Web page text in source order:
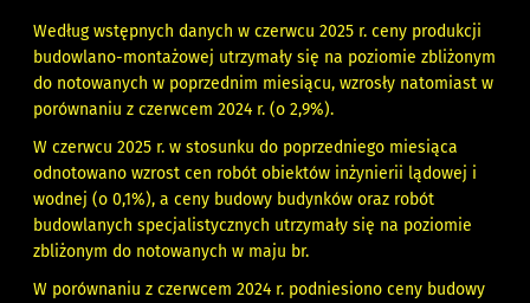
Według wstępnych danych w czerwcu 2025 r. ceny produkcji
budowlano-montażowej utrzymały się na poziomie zbliżonym
do notowanych w poprzednim miesiącu, wzrosły natomiast w
porównaniu z czerwcem 2024 r. (o 2,9%).
W czerwcu 2025 r. w stosunku do poprzedniego miesiąca
odnotowano wzrost cen robót obiektów inżynierii lądowej i
wodnej (o 0,1%), a ceny budowy budynków oraz robót
budowlanych specjalistycznych utrzymały się na poziomie
zbliżonym do notowanych w maju br.
W porównaniu z czerwcem 2024 r. podniesiono ceny budowy